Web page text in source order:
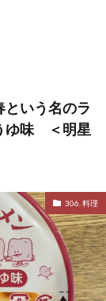
という名のラ
ゆ味 ＜明星
306. 料理